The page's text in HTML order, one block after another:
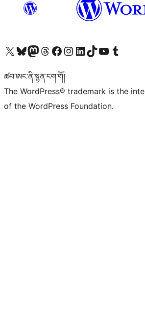
Visit our X (formerly Twitter) account
Visit our Bluesky account
Visit our Mastodon account
Visit our Threads account
Visit our Facebook page
Visit our Instagram account
Visit our LinkedIn account
Visit our TikTok account
Visit our YouTube channel
Visit our Tumblr
ཚབ་ཨང་ནི་སྙན་ངག་གོ།
The WordPress® trademark is the
of the WordPress Foundation.